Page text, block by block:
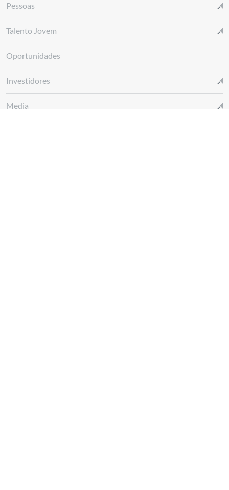
Pessoas
Talento Jovem
Oportunidades
Investidores
Media